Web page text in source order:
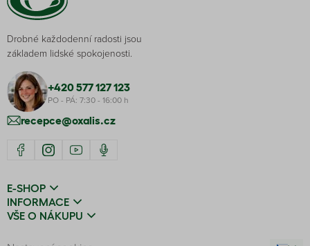
Drobné každodenní radosti jsou
základem lidské spokojenosti.
+420 577 127 123
PO - PÁ: 7:30 - 16:00 h
recepce@oxalis.cz
E-SHOP
INFORMACE
VŠE O NÁKUPU